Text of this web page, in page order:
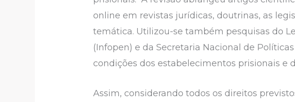
online em revistas jurídicas, doutrinas, as
temática. Utilizou-se também pesquisas do
(Infopen) e da Secretaria Nacional de
condições dos estabelecimentos prisionais e
Assim, considerando todos os direitos